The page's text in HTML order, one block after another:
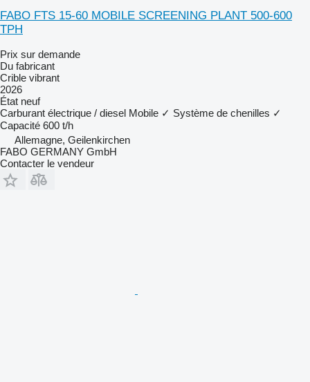
FABO FTS 15-60 MOBILE SCREENING PLANT 500-600
TPH
Prix sur demande
Du fabricant
Crible vibrant
2026
État neuf
Carburant électrique / diesel Mobile ✓ Système de chenilles ✓
Capacité 600 t/h
Allemagne, Geilenkirchen
FABO GERMANY GmbH
Contacter le vendeur